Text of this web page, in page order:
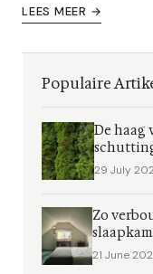
LEES MEER →
Populaire
De haag
29 July
Zo
21 June